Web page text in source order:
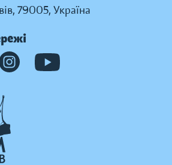
79005, Україна